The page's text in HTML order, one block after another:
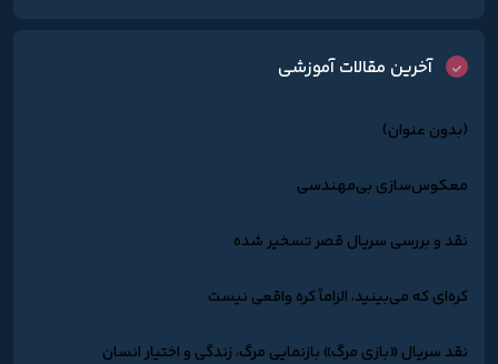
آخرین مقالات آموزشی
(بدون عنوان)
معکوس‌سازی بی‌مهندسی
نقد و بررسی سریال قصر تسخیر شده
کره‌ای که می‌بینید، الزاماً کره واقعی نیست
نقد سریال «بازی مرگ» بازنمایی مرگ، زندگی و اختیار انسان